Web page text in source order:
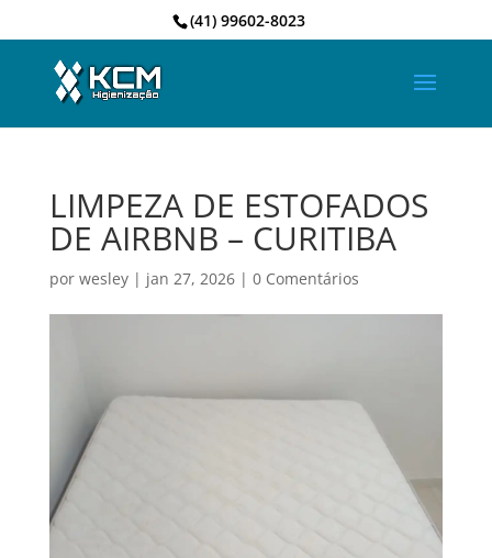
(41) 99602-8023
LIMPEZA DE ESTOFADOS
DE AIRBNB – CURITIBA
por wesley| jan 27, 2026| 0 Comentários